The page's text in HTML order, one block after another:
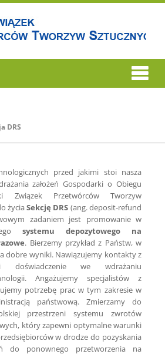
DRS
przed jakimi stoi nasza
założeń Gospodarki o Obiegu
Związek Przetwórców Tworzyw
życiaSekcję DRS (ang. deposit-refund
zadaniem jest promowanie w
systemu depozytowego na
. Bierzemy przykład z Państw, w
dobre wyniki. Nawiązujemy kontakty z
doświadczenie we wdrażaniu
Angażujemy specjalistów z
potrzebę prac w tym zakresie w
państwową. Zmierzamy do
przestrzeni systemu zwrotów
który zapewni optymalne warunki
w drodze do pozyskania
do ponownego przetworzenia na